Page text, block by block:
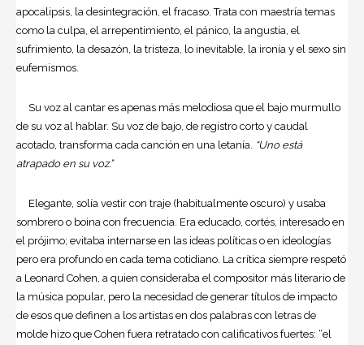
apocalipsis, la desintegración, el fracaso. Trata con maestría temas
como la culpa, el arrepentimiento, el pánico, la angustia, el
sufrimiento, la desazón, la tristeza, lo inevitable, la ironía y el sexo sin
eufemismos.
Su voz al cantar es apenas más melodiosa que el bajo murmullo
de su voz al hablar. Su voz de bajo, de registro corto y caudal
acotado, transforma cada canción en una letanía. “Uno está
atrapado en su voz.”
Elegante, solía vestir con traje (habitualmente oscuro) y usaba
sombrero o boina con frecuencia. Era educado, cortés, interesado en
el prójimo; evitaba internarse en las ideas políticas o en ideologías
pero era profundo en cada tema cotidiano. La crítica siempre respetó
a Leonard Cohen, a quien consideraba el compositor más literario de
la música popular, pero la necesidad de generar títulos de impacto
de esos que definen a los artistas en dos palabras con letras de
molde hizo que Cohen fuera retratado con calificativos fuertes: “el